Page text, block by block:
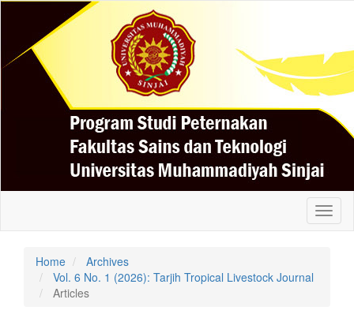
page
content
Main
Navigation
Home
Archives
Vol. 6 No. 1 (2026): Tarjih Tropical Livestock Journal
Articles